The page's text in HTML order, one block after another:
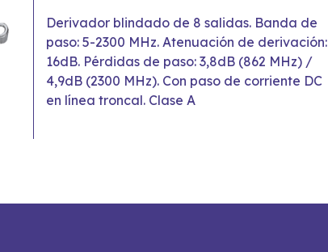
Derivador blindado de 8 salidas. Banda de
paso: 5-2300 MHz. Atenuación de derivación:
16dB. Pérdidas de paso: 3,8dB (862 MHz) /
4,9dB (2300 MHz). Con paso de corriente DC
en línea troncal. Clase A